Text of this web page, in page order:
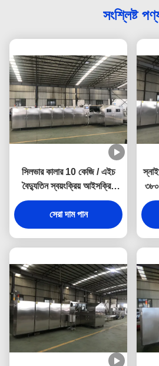
সংশ্লিষ্ট
সিলভার কালার 10 কেজি / এইচ
বৈদ্যুতিন স্বয়ংক্রিয় আইসক্রিম
শঙ্কু মেশিন
সেরা দাম পান